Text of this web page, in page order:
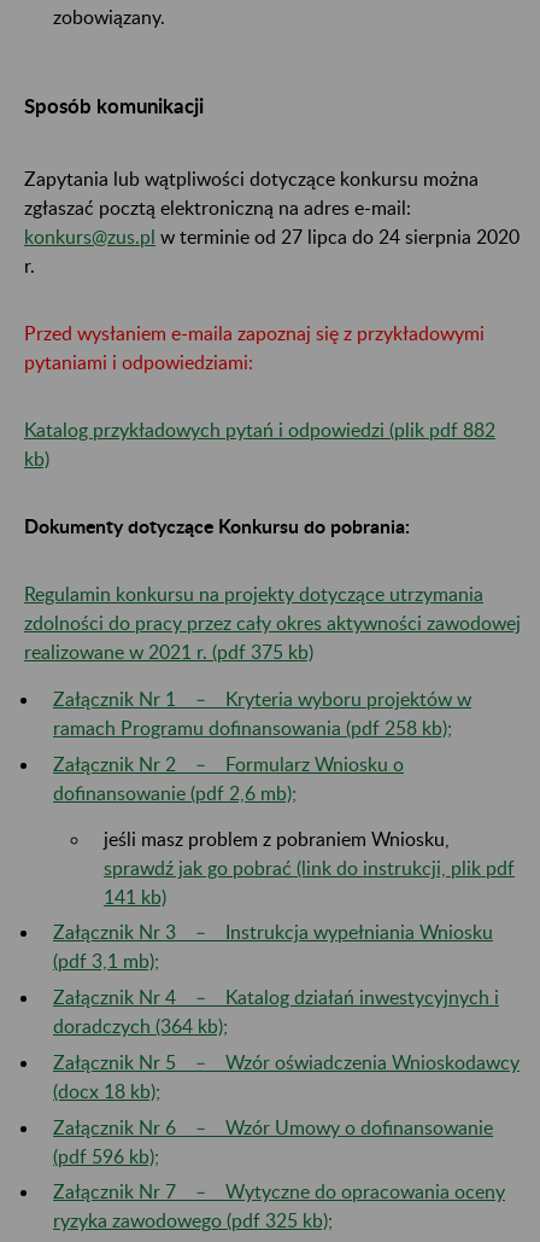
zobowiązany.
Sposób komunikacji
Zapytania lub wątpliwości dotyczące konkursu można
zgłaszać pocztą elektroniczną na adres e-mail:
konkurs@zus.pl w terminie od 27 lipca do 24 sierpnia 2020
r.
Przed wysłaniem e-maila zapoznaj się z przykładowymi
pytaniami i odpowiedziami:
Katalog przykładowych pytań i odpowiedzi (plik pdf 882
kb)
Dokumenty dotyczące Konkursu do pobrania:
Regulamin konkursu na projekty dotyczące utrzymania
zdolności do pracy przez cały okres aktywności zawodowej
realizowane w 2021 r. (pdf 375 kb)
Załącznik Nr 1 – Kryteria wyboru projektów w
ramach Programu dofinansowania (pdf 258 kb);
Załącznik Nr 2 – Formularz Wniosku o
dofinansowanie (pdf 2,6 mb);
jeśli masz problem z pobraniem Wniosku,
sprawdź jak go pobrać (link do instrukcji, plik pdf
141 kb)
Załącznik Nr 3 – Instrukcja wypełniania Wniosku
(pdf 3,1 mb);
Załącznik Nr 4 – Katalog działań inwestycyjnych i
doradczych (364 kb);
Załącznik Nr 5 – Wzór oświadczenia Wnioskodawcy
(docx 18 kb);
Załącznik Nr 6 – Wzór Umowy o dofinansowanie
(pdf 596 kb);
Załącznik Nr 7 – Wytyczne do opracowania oceny
ryzyka zawodowego (pdf 325 kb);